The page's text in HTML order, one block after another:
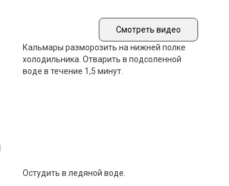
Смотреть видео
Кальмары разморозить на нижней полке
холодильника. Отварить в подсоленной
воде в течение 1,5 минут.
Остудить в ледяной воде.